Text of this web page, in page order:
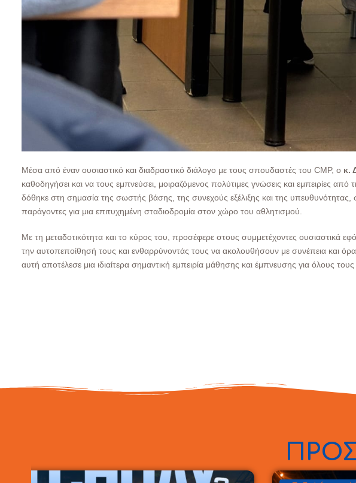
Μέσα από έναν ουσιαστικό και διαδραστικό διάλογο με τους σπουδαστές του CMP, ο κ.
καθοδηγήσει και να τους εμπνεύσει, μοιραζόμενος πολύτιμες γνώσεις και εμπειρίες από
δόθηκε στη σημασία της σωστής βάσης, της συνεχούς εξέλιξης και της υπευθυνότητας,
παράγοντες για μια επιτυχημένη σταδιοδρομία στον χώρο του αθλητισμού.
Με τη μεταδοτικότητα και το κύρος του, προσέφερε στους συμμετέχοντες ουσιαστικά
την αυτοπεποίθησή τους και ενθαρρύνοντάς τους να ακολουθήσουν με συνέπεια και
αυτή αποτέλεσε μια ιδιαίτερα σημαντική εμπειρία μάθησης και έμπνευσης για όλους